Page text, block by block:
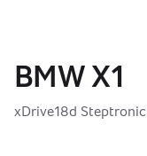
BMW X1
xDrive18d